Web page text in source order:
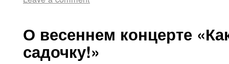
О весеннем концерте
садочку!»